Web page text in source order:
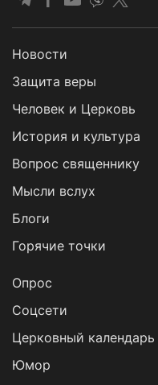
Новости
Защита веры
Человек и Церковь
История и культура
Вопрос священнику
Мысли вслух
Блоги
Горячие точки
Опрос
Cоцсети
Церковный календарь
Юмор